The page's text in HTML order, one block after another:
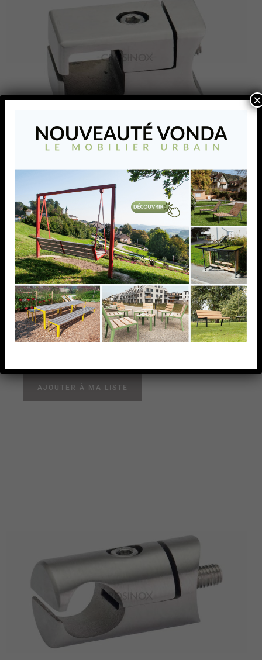
SUPPORT DE TÔLE
PERFO CADRE
20X20MM,POUR TUBE
D48,3MM, AISI304
BROSSE
SUPPORT DE TÔLE PERFO CADRE 20X20MM,POUR
AJOUTER À MA LISTE
×